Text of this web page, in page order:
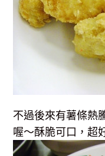
不過後來有薯條熱
喔～酥脆可口，超